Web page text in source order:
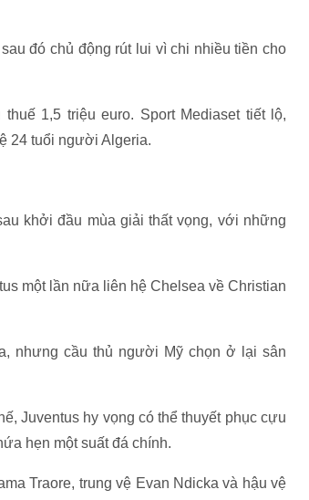
đó chủ động rút lui vì chi nhiều tiền cho
1,5 triệu euro. Sport Mediaset tiết lộ,
24 tuổi người Algeria.
khởi đầu mùa giải thất vọng, với những
một lần nữa liên hệ Chelsea về Christian
nhưng cầu thủ người Mỹ chọn ở lại sân
Juventus hy vọng có thể thuyết phục cựu
hẹn một suất đá chính.
Traore, trung vệ Evan Ndicka và hậu vệ